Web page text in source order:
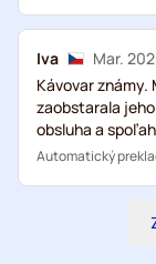
Iva
Mar.
Kávovar známy.
zaobstarala
obsluha a
Automatický